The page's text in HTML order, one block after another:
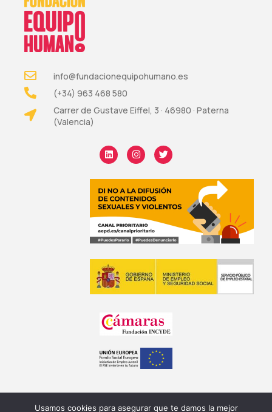
info@fundacionequipohumano.es
(+34) 963 468 580
Carrer de Gustave Eiffel, 3 · 46980 · Paterna
(Valencia)
Usamos cookies para asegurar que te damos la mejor